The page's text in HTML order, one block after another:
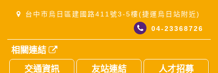
台中市烏日區建國路411號3-5樓(捷運烏日站附近)
04-23368726
相關連結
交通資訊
友站連結 人才招募